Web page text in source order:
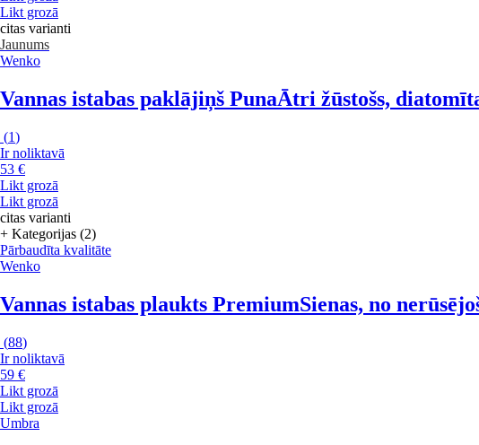
Likt grozā
citas varianti
Jaunums
Wenko
Vannas istabas paklājiņš PunaĀtri žūstošs,
(1)
Ir noliktavā
53 €
Likt grozā
Likt grozā
citas varianti
+ Kategorijas (2)
Pārbaudīta kvalitāte
Wenko
Vannas istabas plaukts PremiumSienas, no
(88)
Ir noliktavā
59 €
Likt grozā
Likt grozā
Umbra